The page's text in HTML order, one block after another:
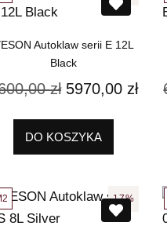
Autoklaw serii E 12L
Black
zł 5970,00 zł
DO KOSZYKA
17%